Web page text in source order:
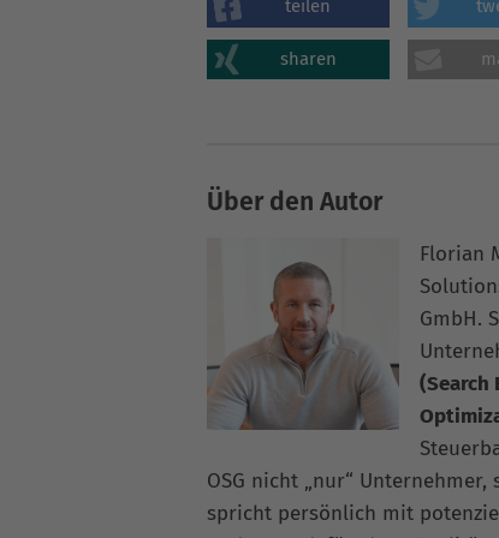
teilen
sharen
Über den Autor
Florian
GmbH.
(Search
OSG nicht „nur“
spricht persönlich mit